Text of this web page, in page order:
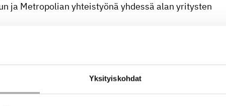
Yksityiskohdat
ja Metropolian yhteistyönä yhdessä alan yritysten
opetuksessa, ja niiden perusteella
jäävät pysyvään käyttöön opetuksessa,